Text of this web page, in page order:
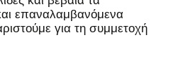
επαναλαμβανόμενα
για τη συμμετοχή